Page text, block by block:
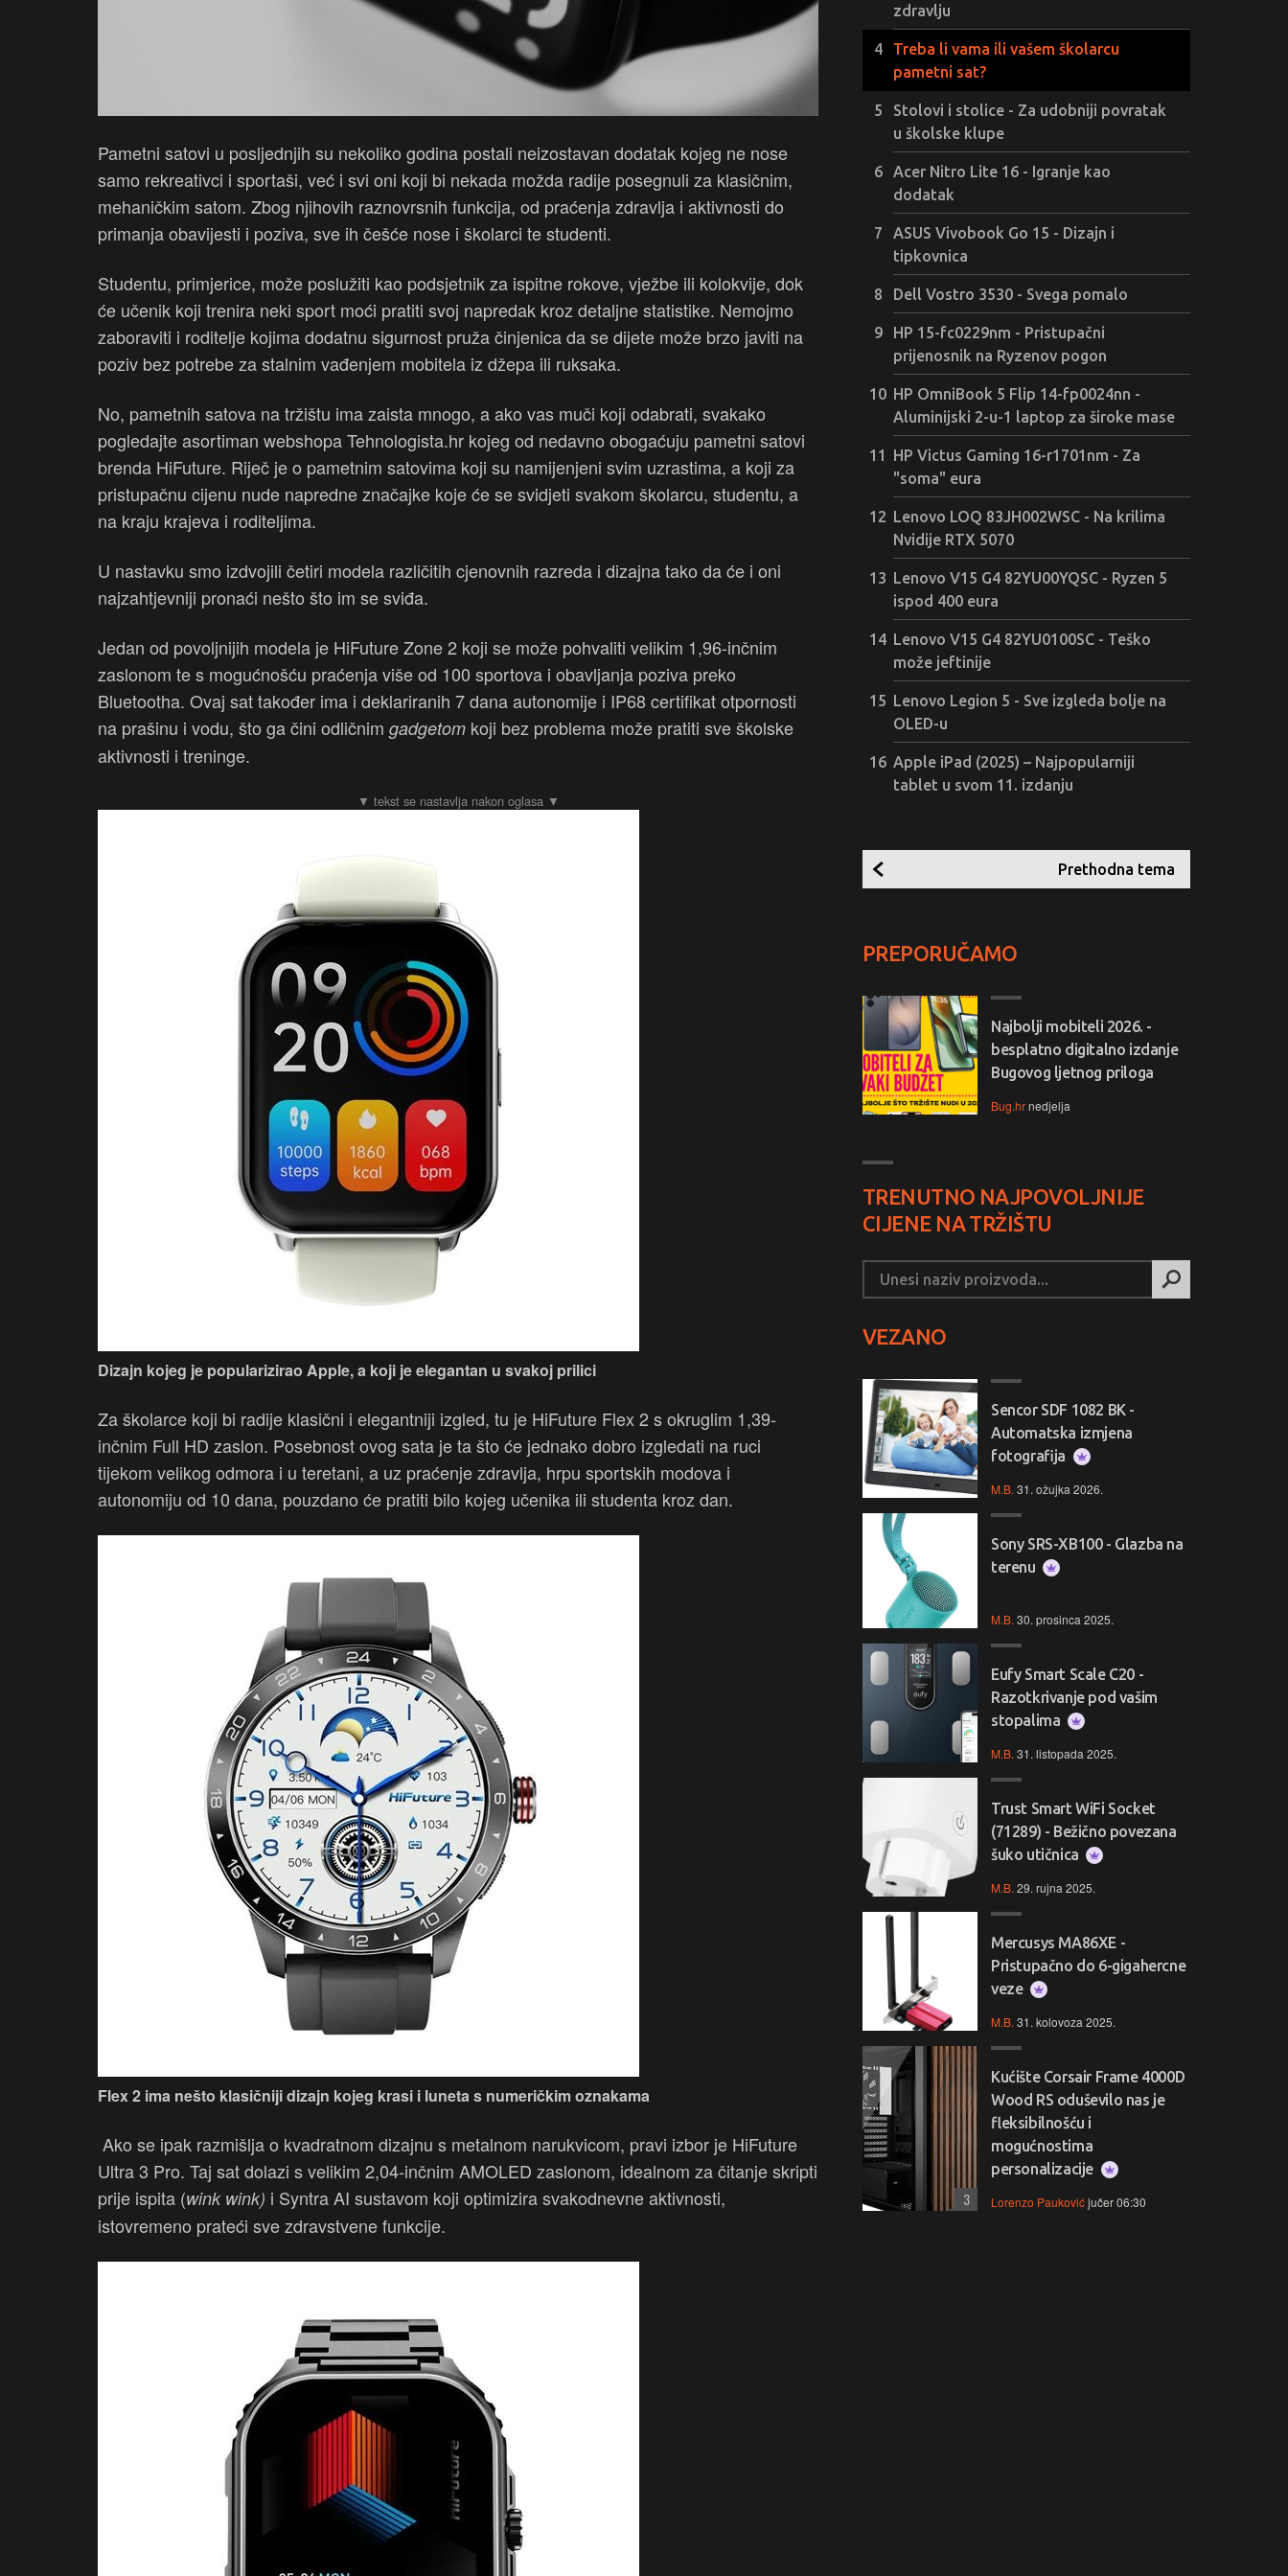
Pametni satovi u posljednjih su nekoliko godina postali neizostavan dodatak kojeg ne nose
samo rekreativci i sportaši, već i svi oni koji bi nekada možda radije posegnuli za klasičnim,
mehaničkim satom. Zbog njihovih raznovrsnih funkcija, od praćenja zdravlja i aktivnosti do
primanja obavijesti i poziva, sve ih češće nose i školarci te studenti.
Studentu, primjerice, može poslužiti kao podsjetnik za ispitne rokove, vježbe ili kolokvije, dok
će učenik koji trenira neki sport moći pratiti svoj napredak kroz detaljne statistike. Nemojmo
zaboraviti i roditelje kojima dodatnu sigurnost pruža činjenica da se dijete može brzo javiti na
poziv bez potrebe za stalnim vađenjem mobitela iz džepa ili ruksaka.
No, pametnih satova na tržištu ima zaista mnogo, a ako vas muči koji odabrati, svakako
pogledajte asortiman webshopa Tehnologista.hr kojeg od nedavno obogaćuju pametni satovi
brenda HiFuture. Riječ je o pametnim satovima koji su namijenjeni svim uzrastima, a koji za
pristupačnu cijenu nude napredne značajke koje će se svidjeti svakom školarcu, studentu, a
na kraju krajeva i roditeljima.
U nastavku smo izdvojili četiri modela različitih cjenovnih razreda i dizajna tako da će i oni
najzahtjevniji pronaći nešto što im se sviđa.
Jedan od povoljnijih modela je HiFuture Zone 2 koji se može pohvaliti velikim 1,96-inčnim
zaslonom te s mogućnošću praćenja više od 100 sportova i obavljanja poziva preko
Bluetootha. Ovaj sat također ima i deklariranih 7 dana autonomije i IP68 certifikat otpornosti
na prašinu i vodu, što ga čini odličnim gadgetom koji bez problema može pratiti sve školske
aktivnosti i treninge.
Dizajn kojeg je popularizirao Apple, a koji je elegantan u svakoj prilici
Za školarce koji bi radije klasični i elegantniji izgled, tu je HiFuture Flex 2 s okruglim 1,39-
inčnim Full HD zaslon. Posebnost ovog sata je ta što će jednako dobro izgledati na ruci
tijekom velikog odmora i u teretani, a uz praćenje zdravlja, hrpu sportskih modova i
autonomiju od 10 dana, pouzdano će pratiti bilo kojeg učenika ili studenta kroz dan.
Flex 2 ima nešto klasičniji dizajn kojeg krasi i luneta s numeričkim oznakama
Ako se ipak razmišlja o kvadratnom dizajnu s metalnom narukvicom, pravi izbor je HiFuture
Ultra 3 Pro. Taj sat dolazi s velikim 2,04-inčnim AMOLED zaslonom, idealnom za čitanje skripti
prije ispita (wink wink) i Syntra AI sustavom koji optimizira svakodnevne aktivnosti,
istovremeno prateći sve zdravstvene funkcije.
zdravlju
Treba li vama ili vašem školarcu
pametni sat?
Stolovi i stolice - Za udobniji povratak
u školske klupe
Acer Nitro Lite 16 - Igranje kao
dodatak
ASUS Vivobook Go 15 - Dizajn i
tipkovnica
Dell Vostro 3530 - Svega pomalo
HP 15-fc0229nm - Pristupačni
prijenosnik na Ryzenov pogon
HP OmniBook 5 Flip 14-fp0024nn -
Aluminijski 2-u-1 laptop za široke mase
HP Victus Gaming 16-r1701nm - Za
"soma" eura
Lenovo LOQ 83JH002WSC - Na krilima
Nvidije RTX 5070
Lenovo V15 G4 82YU00YQSC - Ryzen 5
ispod 400 eura
Lenovo V15 G4 82YU0100SC - Teško
može jeftinije
Lenovo Legion 5 - Sve izgleda bolje na
OLED-u
Apple iPad (2025) – Najpopularniji
tablet u svom 11. izdanju
Prethodna tema
PREPORUČAMO
Najbolji mobiteli 2026. -
besplatno digitalno izdanje
Bugovog ljetnog priloga
Bug.hrnedjelja
TRENUTNO NAJPOVOLJNIJE
CIJENE NA TRŽIŠTU
VEZANO
Sencor SDF 1082 BK -
Automatska izmjena
fotografija
M.B. 31. ožujka 2026.
Sony SRS-XB100 - Glazba na
terenu
M.B. 30. prosinca 2025.
Eufy Smart Scale C20 -
Razotkrivanje pod vašim
stopalima
M.B. 31. listopada 2025.
Trust Smart WiFi Socket
(71289) - Bežično povezana
šuko utičnica
M.B. 29. rujna 2025.
Mercusys MA86XE -
Pristupačno do 6-gigahercne
veze
M.B. 31. kolovoza 2025.
Kućište Corsair Frame 4000D
Wood RS oduševilo nas je
fleksibilnošću i
mogućnostima
personalizacije
Lorenzo Paukovićjučer 06:30
3